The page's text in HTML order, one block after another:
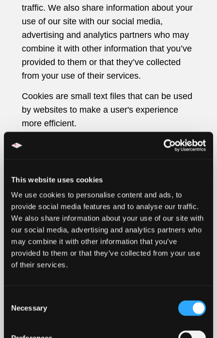
This website uses cookies
We use cookies to personalise content and ads, to
provide social media features and to analyse our traffic.
We also share information about your use of our site with
our social media, advertising and analytics partners who
may combine it with other information that you’ve
provided to them or that they’ve collected from your use
of their services.
Selection
Necessary
traffic. We also share information about your
use of our site with our social media,
advertising and analytics partners who may
combine it with other information that you’ve
provided to them or that they’ve collected
from your use of their services.
Cookies are small text files that can be used
by websites to make a user's experience
more efficient.
The law states that we can store cookies on
the operation of this site. For all other types
of cookies we need your permission.
This site uses different types of cookies.
Some cookies are placed by third party
services that appear on our pages.